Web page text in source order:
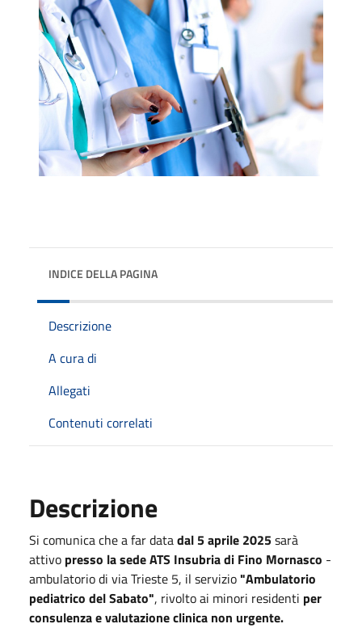
INDICE DELLA PAGINA
Descrizione
A cura di
Allegati
Contenuti correlati
Descrizione
Si comunica che a far datadal 5 aprile 2025sarà
attivo presso la sede ATS Insubria di Fino Mornasco -
ambulatorio di via Trieste 5, il servizio"Ambulatorio
pediatrico del Sabato", rivolto ai minori residenti per
consulenza e valutazione clinica non urgente.